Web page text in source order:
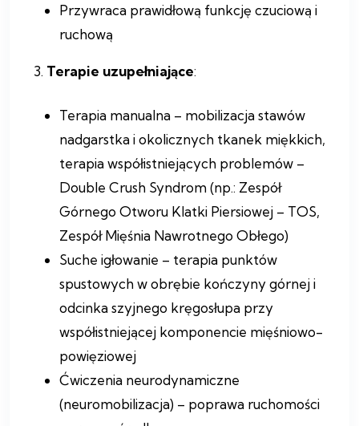
Przywraca prawidłową funkcję czuciową i
ruchową
3. Terapie uzupełniające:
Terapia manualna – mobilizacja stawów
nadgarstka i okolicznych tkanek miękkich,
terapia współistniejących problemów –
Double Crush Syndrom (np.: Zespół
Górnego Otworu Klatki Piersiowej – TOS,
Zespół Mięśnia Nawrotnego Obłego)
Suche igłowanie – terapia punktów
spustowych w obrębie kończyny górnej i
odcinka szyjnego kręgosłupa przy
współistniejącej komponencie mięśniowo-
powięziowej
Ćwiczenia neurodynamiczne
(neuromobilizacja) – poprawa ruchomości